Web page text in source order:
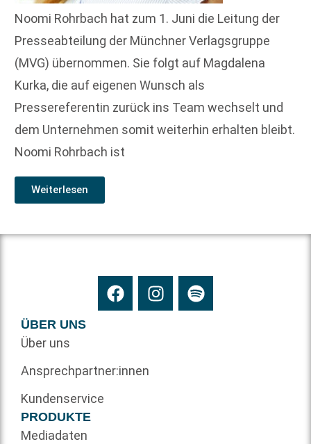
Noomi Rohrbach hat zum 1. Juni die Leitung der
Presseabteilung der Münchner Verlagsgruppe
(MVG) übernommen. Sie folgt auf Magdalena
Kurka, die auf eigenen Wunsch als
Pressereferentin zurück ins Team wechselt und
dem Unternehmen somit weiterhin erhalten bleibt.
Noomi Rohrbach ist
Weiterlesen
ÜBER UNS
Über uns
Ansprechpartner:innen
Kundenservice
PRODUKTE
Mediadaten